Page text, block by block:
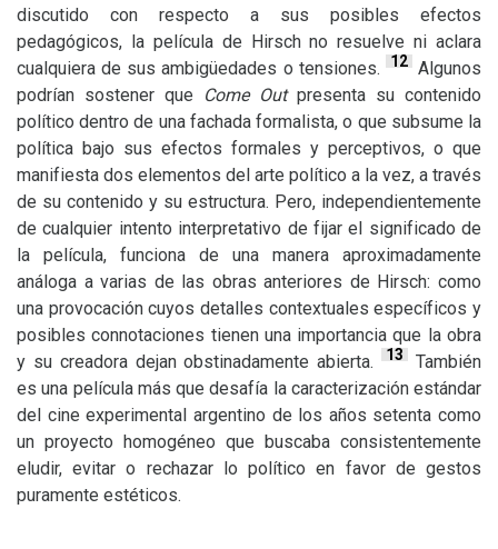
discutido con respecto a sus posibles efectos
pedagógicos, la película de Hirsch no resuelve ni aclara
cualquiera de sus ambigüedades o tensiones.
12 Algunos
podrían sostener que
Come Out presenta su contenido
político dentro de una fachada formalista, o que subsume la
política bajo sus efectos formales y perceptivos, o que
manifiesta dos elementos del arte político a la vez, a través
de su contenido y su estructura. Pero, independientemente
de cualquier intento interpretativo de fijar el significado de
la película, funciona de una manera aproximadamente
análoga a varias de las obras anteriores de Hirsch: como
una provocación cuyos detalles contextuales específicos y
posibles connotaciones tienen una importancia que la obra
y su creadora dejan obstinadamente abierta. 13
También
es una película más que desafía la caracterización estándar
del cine experimental argentino de los años setenta como
un proyecto homogéneo que buscaba consistentemente
eludir, evitar o rechazar lo político en favor de gestos
puramente estéticos.